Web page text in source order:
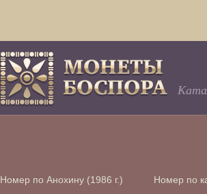
Номер по Анохину (1986 г.) Номер по